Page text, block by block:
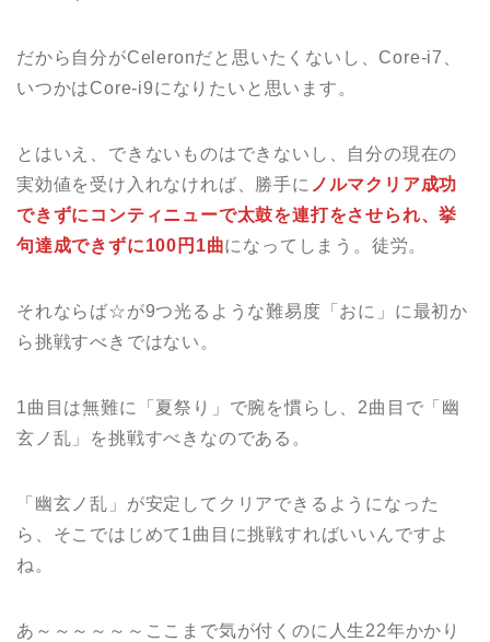
だから自分がCeleronだと思いたくないし、Core-i7、
いつかはCore-i9になりたいと思います。
とはいえ、できないものはできないし、自分の現在の
実効値を受け入れなければ、勝手に ノルマクリア成功
できずにコンティニューで太鼓を連打をさせられ、挙
句達成できずに100円1曲になってしまう。徒労。
それならば☆が9つ光るような難易度「おに」に最初か
ら挑戦すべきではない。
1曲目は無難に「夏祭り」で腕を慣らし、2曲目で「幽
玄ノ乱」を挑戦すべきなのである。
「幽玄ノ乱」が安定してクリアできるようになった
ら、そこではじめて1曲目に挑戦すればいいんですよ
ね。
あ～～～～～～ここまで気が付くのに人生22年かかり